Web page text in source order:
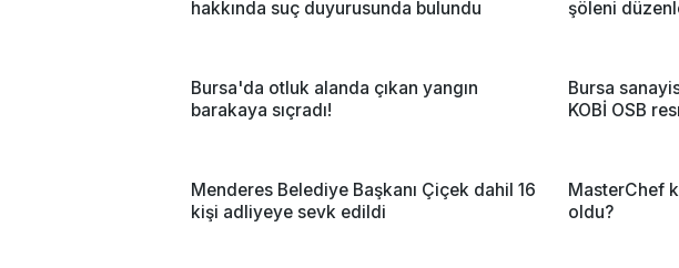
hakkında suç duyurusunda bulundu
şöleni
Bursa'da otluk alanda çıkan yangın
barakaya sıçradı!
Bursa
KOBİ OSB
Menderes Belediye Başkanı Çiçek dahil 16
kişi adliyeye sevk edildi
MasterChef
oldu?